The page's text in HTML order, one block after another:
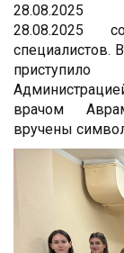
28.08.2025
28.08.2025
специалистов.
врачом
вручены